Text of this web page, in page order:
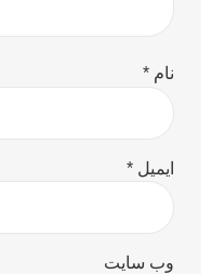
نام *
ایمیل *
وب‌ سایت